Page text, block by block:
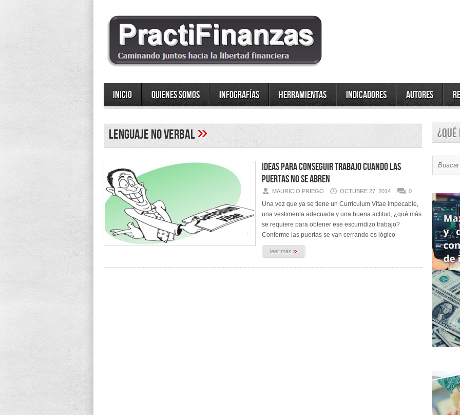
Inicio Quienes somos Infografías Herramientas Indicadores Autores
lenguaje no verbal»
Ideas para conseguir trabajo cuando las
puertas no se abren
MAURICIO PRIEGO OCTUBRE 27, 2014 0
Una vez que ya se tiene un Currículum Vitae impecable,
una vestimenta adecuada y una buena actitud, ¿qué más
se requiere para obtener ese escurridizo trabajo?
Conforme las puertas se van cerrando es lógico
leer más »